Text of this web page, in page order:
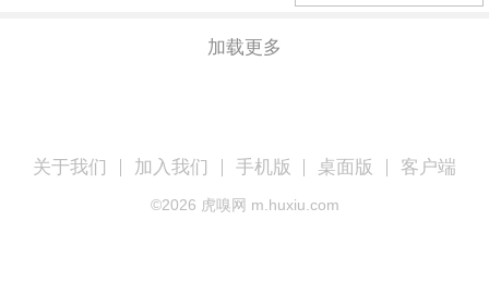
加载更多
关于我们 加入我们 手机版 桌面版 客户端
©2026 虎嗅网 m.huxiu.com